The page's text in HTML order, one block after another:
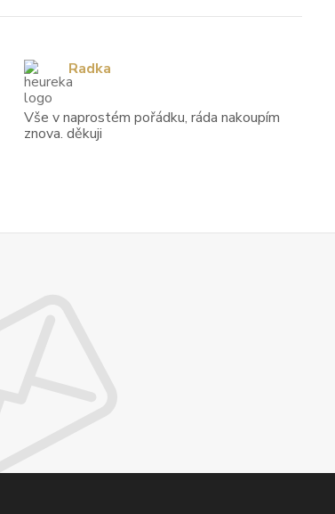
Vše v naprostém pořádku, ráda nakoupím
znova. děkuji
Radka